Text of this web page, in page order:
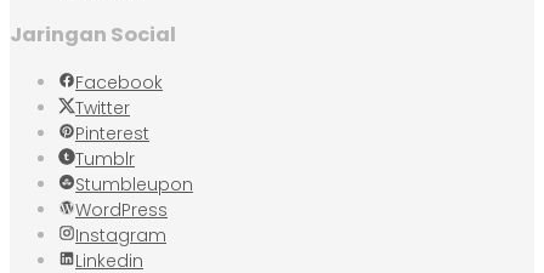
Jaringan Social
Facebook
Twitter
Pinterest
Tumblr
Stumbleupon
WordPress
Instagram
Linkedin